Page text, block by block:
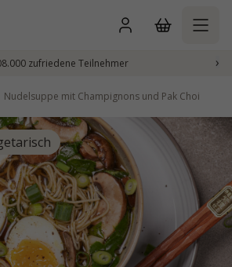
zufriedene Teilnehmer ›
Nudelsuppe mit Champignons und Pak Choi